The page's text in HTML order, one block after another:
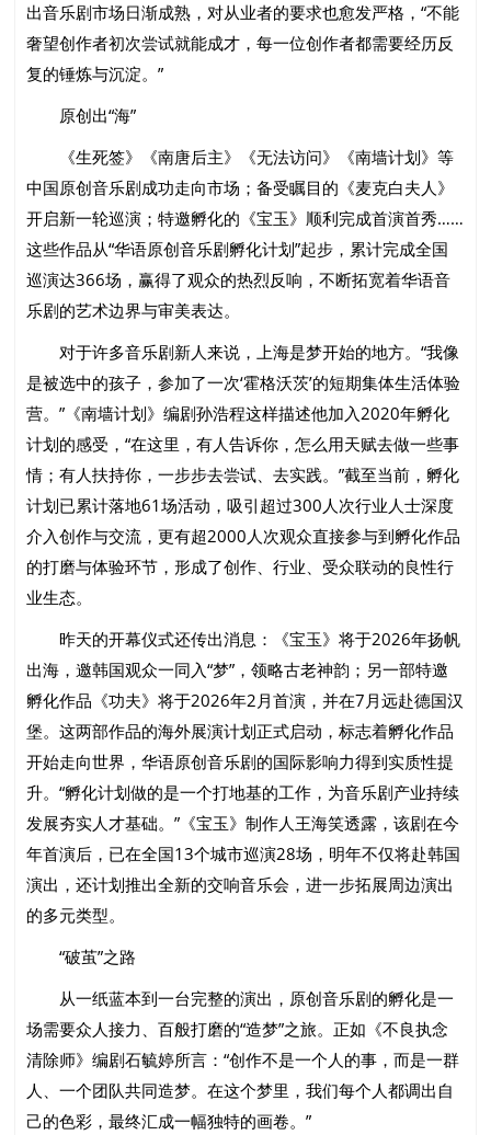
出音乐剧市场日渐成熟，对从业者的要求也愈发严格，“不能
奢望创作者初次尝试就能成才，每一位创作者都需要经历反
复的锤炼与沉淀。”
原创出“海”
《生死签》《南唐后主》《无法访问》《南墙计划》等
中国原创音乐剧成功走向市场；备受瞩目的《麦克白夫人》
开启新一轮巡演；特邀孵化的《宝玉》顺利完成首演首秀……
这些作品从“华语原创音乐剧孵化计划”起步，累计完成全国
巡演达366场，赢得了观众的热烈反响，不断拓宽着华语音
乐剧的艺术边界与审美表达。
对于许多音乐剧新人来说，上海是梦开始的地方。“我像
是被选中的孩子，参加了一次‘霍格沃茨’的短期集体生活体验
营。”《南墙计划》编剧孙浩程这样描述他加入2020年孵化
计划的感受，“在这里，有人告诉你，怎么用天赋去做一些事
情；有人扶持你，一步步去尝试、去实践。”截至当前，孵化
计划已累计落地61场活动，吸引超过300人次行业人士深度
介入创作与交流，更有超2000人次观众直接参与到孵化作品
的打磨与体验环节，形成了创作、行业、受众联动的良性行
业生态。
昨天的开幕仪式还传出消息：《宝玉》将于2026年扬帆
出海，邀韩国观众一同入“梦”，领略古老神韵；另一部特邀
孵化作品《功夫》将于2026年2月首演，并在7月远赴德国汉
堡。这两部作品的海外展演计划正式启动，标志着孵化作品
开始走向世界，华语原创音乐剧的国际影响力得到实质性提
升。“孵化计划做的是一个打地基的工作，为音乐剧产业持续
发展夯实人才基础。”《宝玉》制作人王海笑透露，该剧在今
年首演后，已在全国13个城市巡演28场，明年不仅将赴韩国
演出，还计划推出全新的交响音乐会，进一步拓展周边演出
的多元类型。
“破茧”之路
从一纸蓝本到一台完整的演出，原创音乐剧的孵化是一
场需要众人接力、百般打磨的“造梦”之旅。正如《不良执念
清除师》编剧石毓婷所言：“创作不是一个人的事，而是一群
人、一个团队共同造梦。在这个梦里，我们每个人都调出自
己的色彩，最终汇成一幅独特的画卷。”